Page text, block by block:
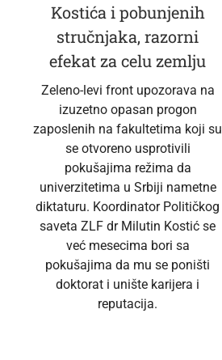
Kostića i pobunjenih
stručnjaka, razorni
efekat za celu zemlju
Zeleno-levi front upozorava na
izuzetno opasan progon
zaposlenih na fakultetima koji su
se otvoreno usprotivili
pokušajima režima da
univerzitetima u Srbiji nametne
diktaturu. Koordinator Političkog
saveta ZLF dr Milutin Kostić se
već mesecima bori sa
pokušajima da mu se poništi
doktorat i unište karijera i
reputacija.